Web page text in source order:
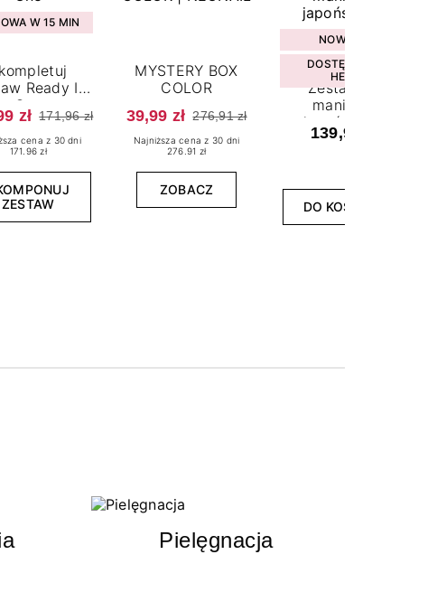
W 15 MIN
Ready In
One
zł 171,96 zł
cena z 30 dni
171.96 zł
ZESTAW
MYSTERY BOX
COLOR
39,99 zł 276,91 zł
Najniższa cena z 30 dni
276.91 zł
ZOBACZ
NOWOŚĆ
DOSTĘPNY W
HEBE
Zestaw do
manicure
japońskiego
139,99 zł
DO KOSZYKA
Pielęgnacja